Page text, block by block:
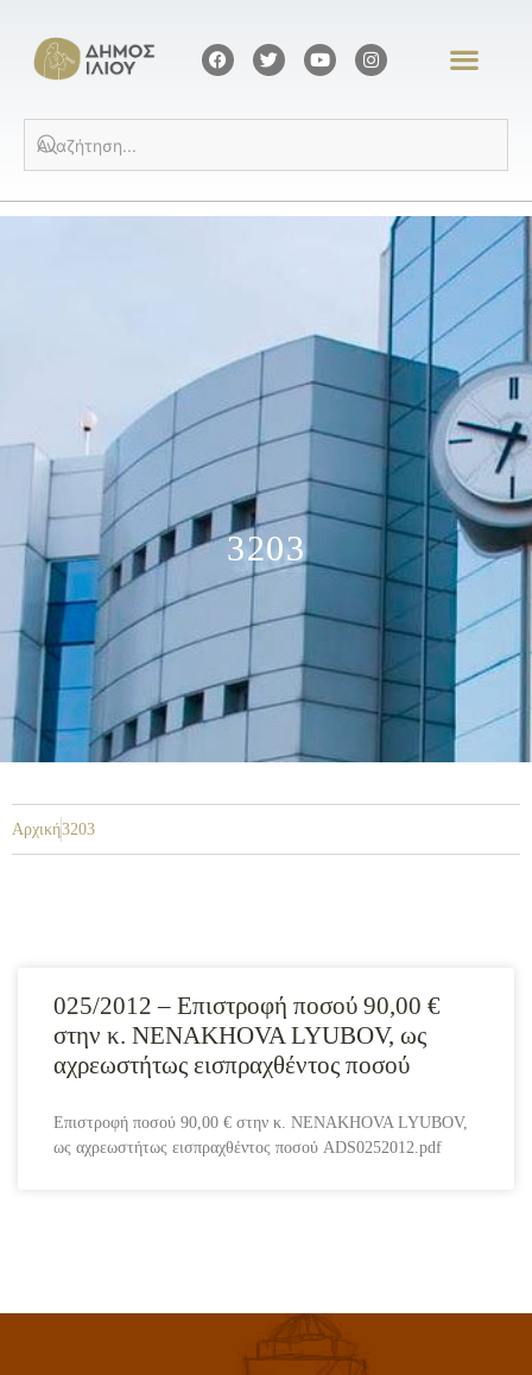
3203
Αρχική3203
025/2012 – Επιστροφή ποσού 90,00 €
στην κ. NENAKHOVA LYUBOV, ως
αχρεωστήτως εισπραχθέντος ποσού
Επιστροφή ποσού 90,00 € στην κ. NENAKHOVA LYUBOV,
ως αχρεωστήτως εισπραχθέντος ποσού ADS0252012.pdf